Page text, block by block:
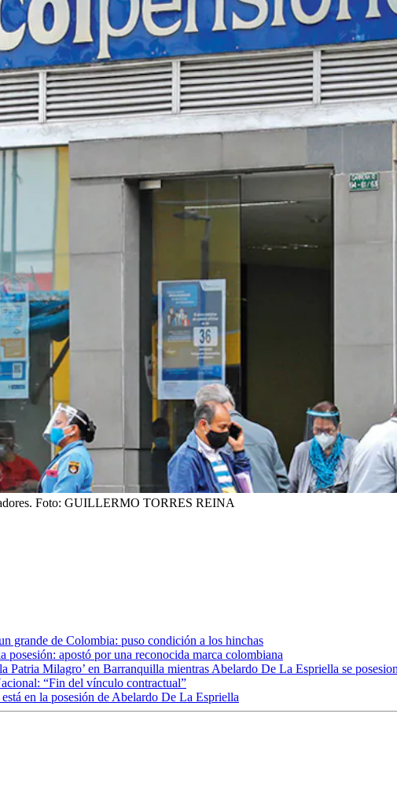
Foto: GUILLERMO TORRES REINA
grande de Colombia: puso condición a los hinchas
apostó por una reconocida marca colombiana
Patria Milagro’ en Barranquilla mientras Abelardo De La Espriella se
“Fin del vínculo contractual”
en la posesión de Abelardo De La Espriella